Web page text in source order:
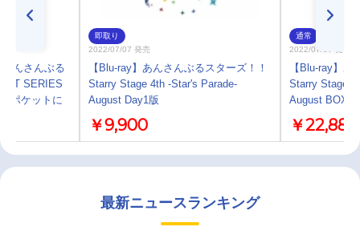
んさんぶる
SERIES
ポケットに
即取り
2022/07/07 発売
【Blu-ray】あんさんぶるスターズ！！
Starry Stage 4th -Star's Parade-
August Day1版
￥9,900
通常
2022/07/07 発売
【Blu-ray】
Starry Stage
August BOX版
￥22,880
最新ニュースランキング